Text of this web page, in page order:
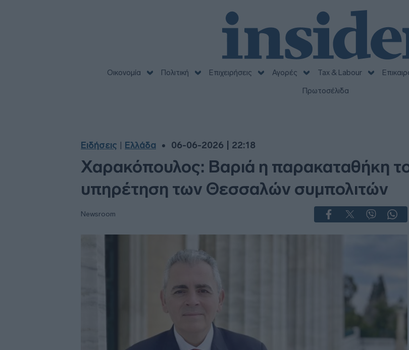
Οικονομία Πολιτική Επιχειρήσεις Αγορές Tax & Labour
Πρωτοσέλιδα
Ειδήσεις Ελλάδα 06-06-2026 | 22:18
Χαρακόπουλος: Βαριά η παρακαταθήκη
υπηρέτηση των Θεσσαλών συμπολιτών
Newsroom